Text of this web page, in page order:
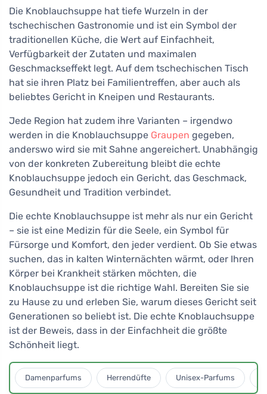
Die Knoblauchsuppe hat tiefe Wurzeln in der
tschechischen Gastronomie und ist ein Symbol der
traditionellen Küche, die Wert auf Einfachheit,
Verfügbarkeit der Zutaten und maximalen
Geschmackseffekt legt. Auf dem tschechischen Tisch
hat sie ihren Platz bei Familientreffen, aber auch als
beliebtes Gericht in Kneipen und Restaurants.
Jede Region hat zudem ihre Varianten – irgendwo
werden in die Knoblauchsuppe Graupen gegeben,
anderswo wird sie mit Sahne angereichert. Unabhängig
von der konkreten Zubereitung bleibt die echte
Knoblauchsuppe jedoch ein Gericht, das Geschmack,
Gesundheit und Tradition verbindet.
Die echte Knoblauchsuppe ist mehr als nur ein Gericht
– sie ist eine Medizin für die Seele, ein Symbol für
Fürsorge und Komfort, den jeder verdient. Ob Sie etwas
suchen, das in kalten Winternächten wärmt, oder Ihren
Körper bei Krankheit stärken möchten, die
Knoblauchsuppe ist die richtige Wahl. Bereiten Sie sie
zu Hause zu und erleben Sie, warum dieses Gericht seit
Generationen so beliebt ist. Die echte Knoblauchsuppe
ist der Beweis, dass in der Einfachheit die größte
Schönheit liegt.
Damenparfums Herrendüfte Unisex-Parfums